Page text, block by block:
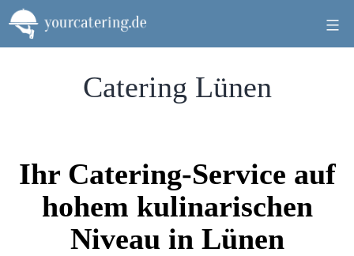
Zum
Inhalt
springen
Catering Lünen
Ihr Catering-Service auf
hohem kulinarischen
Niveau in Lünen